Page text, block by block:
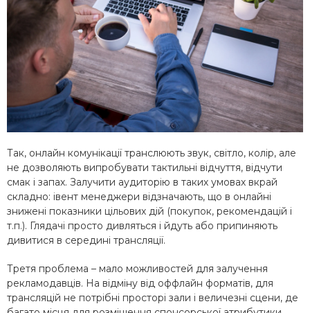
Так, онлайн комунікації транслюють звук, світло, колір, але
не дозволяють випробувати тактильні відчуття, відчути
смак і запах. Залучити аудиторію в таких умовах вкрай
складно: івент менеджери відзначають, що в онлайні
знижені показники цільових дій (покупок, рекомендацій і
т.п.). Глядачі просто дивляться і йдуть або припиняють
дивитися в середині трансляції.
Третя проблема – мало можливостей для залучення
рекламодавців. На відміну від оффлайн форматів, для
трансляцій не потрібні просторі зали і величезні сцени, де